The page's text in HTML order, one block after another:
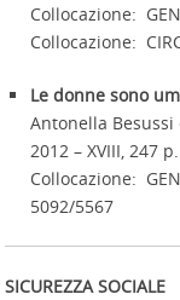
Collocazione:
Collocazione:
Le donne sono
Antonella Besussi
2012 – XVIII, 247
Collocazione:
5092/5567
SICUREZZA SOCIALE